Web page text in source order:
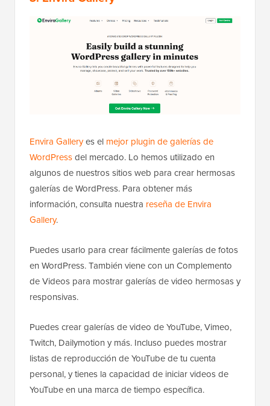
Envira Galleryes el mejor plugin de galerías de
WordPressdel mercado. Lo hemos utilizado en
algunos de nuestros sitios web para crear hermosas
galerías de WordPress. Para obtener más
información, consulta nuestra reseña de Envira
Gallery.
Puedes usarlo para crear fácilmente galerías de fotos
en WordPress. También viene con un Complemento
de Videos para mostrar galerías de video hermosas y
responsivas.
Puedes crear galerías de video de YouTube, Vimeo,
Twitch, Dailymotion y más. Incluso puedes mostrar
listas de reproducción de YouTube de tu cuenta
personal, y tienes la capacidad de iniciar videos de
YouTube en una marca de tiempo específica.